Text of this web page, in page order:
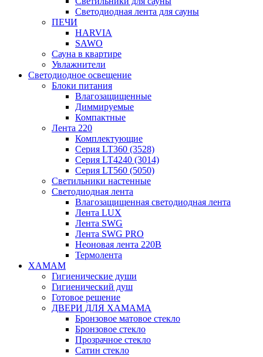
Светодиодная лента для сауны
ПЕЧИ
HARVIA
SAWO
Сауна в квартире
Увлажнители
Светодиодное освещение
Блоки питания
Влагозащищенные
Диммируемые
Компактные
Лента 220
Комплектующие
Серия LT360 (3528)
Серия LT4240 (3014)
Серия LT560 (5050)
Светильники настенные
Светодиодная лента
Влагозащищенная светодиодная лента
Лента LUX
Лента SWG
Лента SWG PRO
Неоновая лента 220В
Термолента
ХАМАМ
Гигиенические души
Гигиенический душ
Готовое решение
ДВЕРИ ДЛЯ ХАМАМА
Бронзовое матовое стекло
Бронзовое стекло
Прозрачное стекло
Сатин стекло